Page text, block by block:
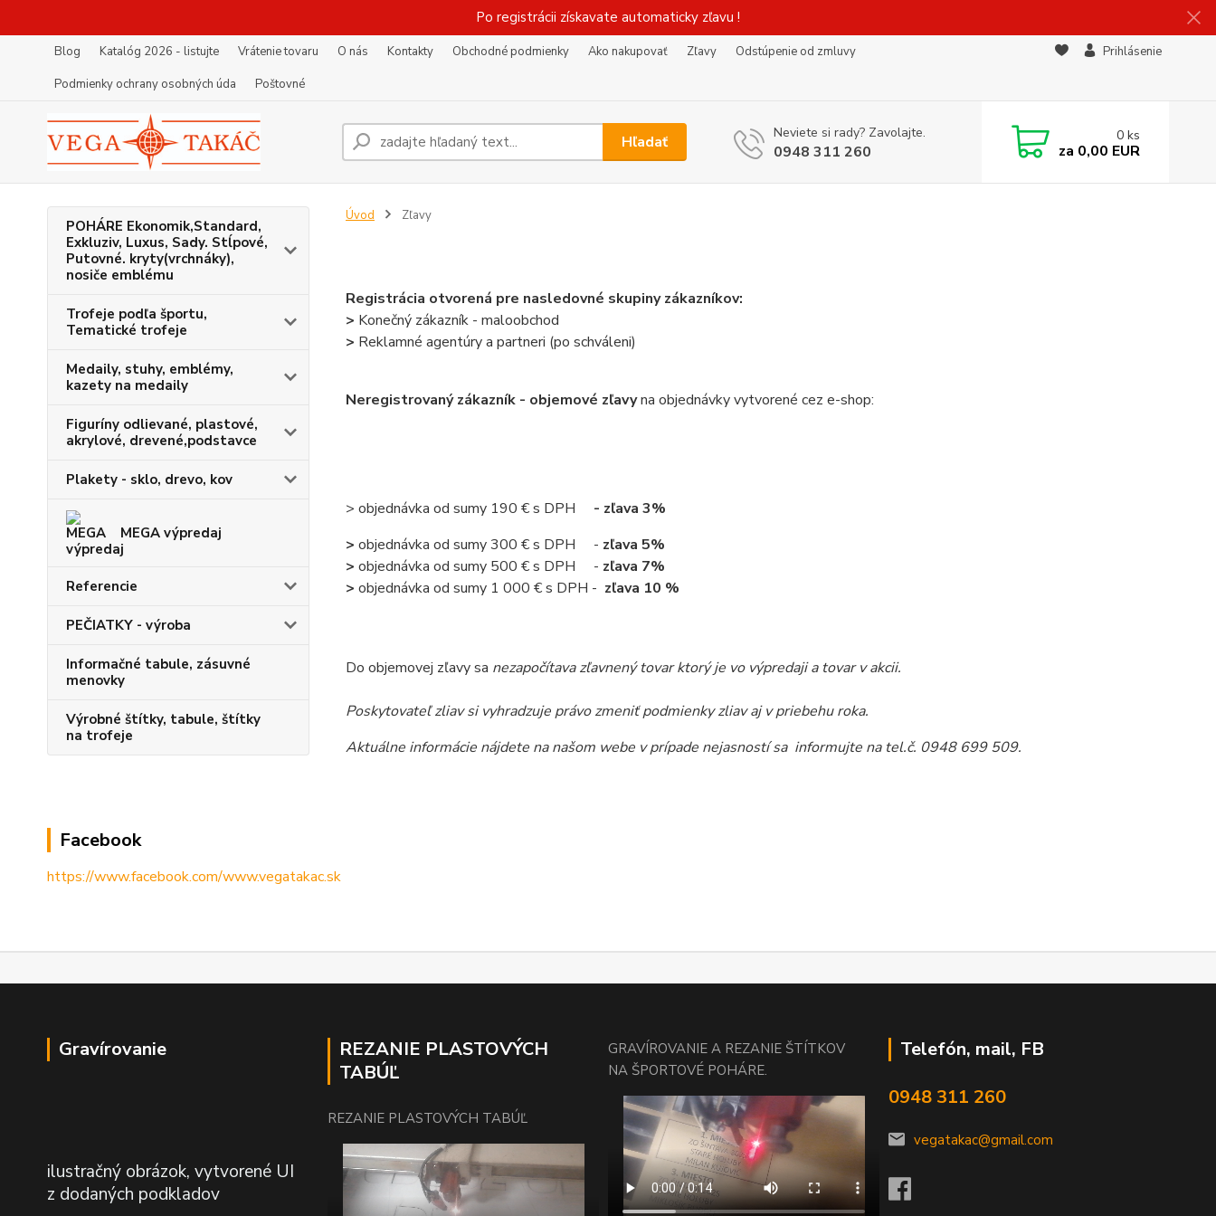
Po registrácii získavate automaticky zľavu !
Blog Katalóg 2026 - listujte Vrátenie tovaru O nás Kontakty Obchodné podmienky Ako nakupovať Zľavy
Odstúpenie od zmluvy
Podmienky ochrany osobných úda
Poštovné
Prihlásenie
Hľadať Neviete si rady? Zavolajte.
0948 311 260
0 ks
za 0,00 EUR
POHÁRE Ekonomik,Standard,
Exkluziv, Luxus, Sady. Stĺpové,
Putovné. kryty(vrchnáky),
nosiče emblému
Trofeje podľa športu,
Tematické trofeje
Medaily, stuhy, emblémy,
kazety na medaily
Figuríny odlievané, plastové,
akrylové, drevené,podstavce
Plakety - sklo, drevo, kov
MEGA výpredaj
Referencie
PEČIATKY - výroba
Informačné tabule, zásuvné
menovky
Výrobné štítky, tabule, štítky
na trofeje
Facebook
https://www.facebook.com/www.vegatakac.sk
Úvod Zľavy
Registrácia otvorená pre nasledovné skupiny zákazníkov:
> Konečný zákazník - maloobchod
> Reklamné agentúry a partneri (po schváleni)
Neregistrovaný zákazník - objemové zľavyna objednávky vytvorené cez e-shop:
> objednávka od sumy 190 € s DPH - zľava 3%
> objednávka od sumy 300 € s DPH - zľava 5%
> objednávka od sumy 500 € s DPH - zľava 7%
> objednávka od sumy 1 000 € s DPH - zľava 10 %
Do objemovej zľavy sa nezapočítava zľavnený tovar ktorý je vo výpredaji a tovar v akcii.
Poskytovateľ zliav si vyhradzuje právo zmeniť podmienky zliav aj v priebehu roka.
Aktuálne informácie nájdete na našom webe v prípade nejasností sa informujte na tel.č. 0948 699 509.
Gravírovanie
ilustračný obrázok, vytvorené UI
z dodaných podkladov
REZANIE PLASTOVÝCH
TABÚĽ
REZANIE PLASTOVÝCH TABÚĽ
GRAVÍROVANIE A REZANIE ŠTÍTKOV
NA ŠPORTOVÉ POHÁRE.
Telefón, mail, FB
0948 311 260
vegatakac@gmail.com